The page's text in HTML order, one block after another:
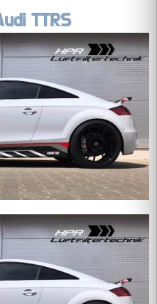
TTRS